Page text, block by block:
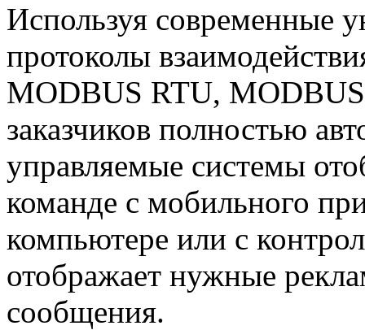
Используя современные
протоколы
MODBUS RTU,
заказчиков полностью
управляемые системы
команде с мобильного
компьютере или с
отображает нужные
сообщения.